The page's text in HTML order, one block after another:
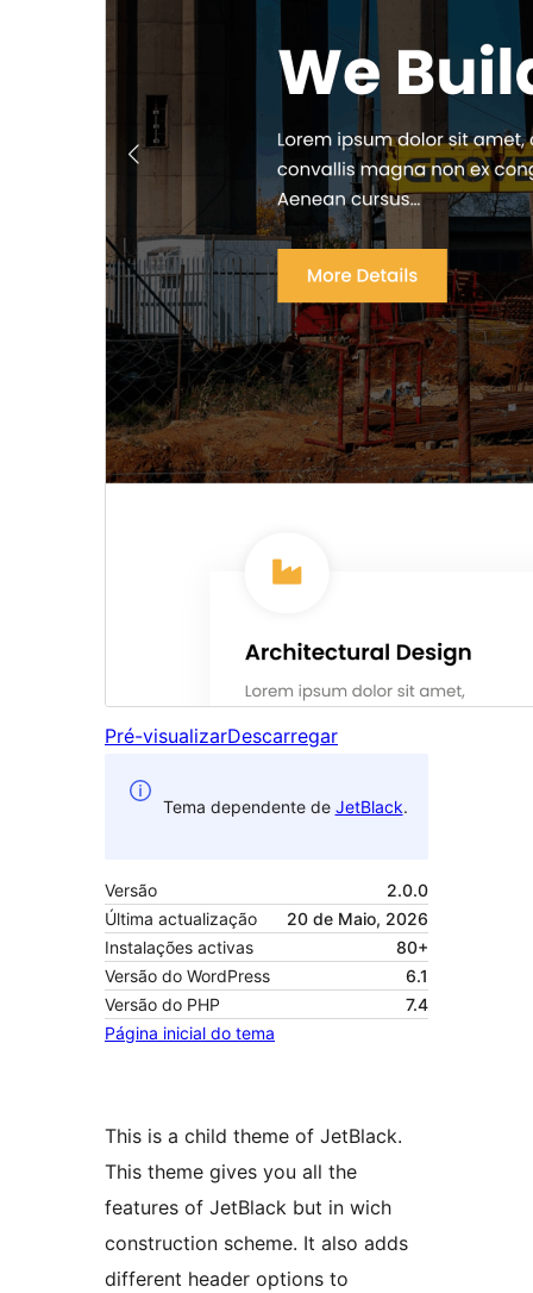
Pré-visualizarDescarregar
Tema dependente de JetBlack.
Versão
2.0.0
Última actualização
20 de Maio, 2026
Instalações activas
80+
Versão do WordPress
6.1
Versão do PHP
7.4
Página inicial do tema
This is a child theme of JetBlack.
This theme gives you all the
features of JetBlack but in wich
construction scheme. It also adds
different header options to